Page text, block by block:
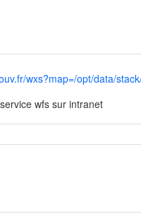
wxs?map=/opt/data/
wfs sur intranet